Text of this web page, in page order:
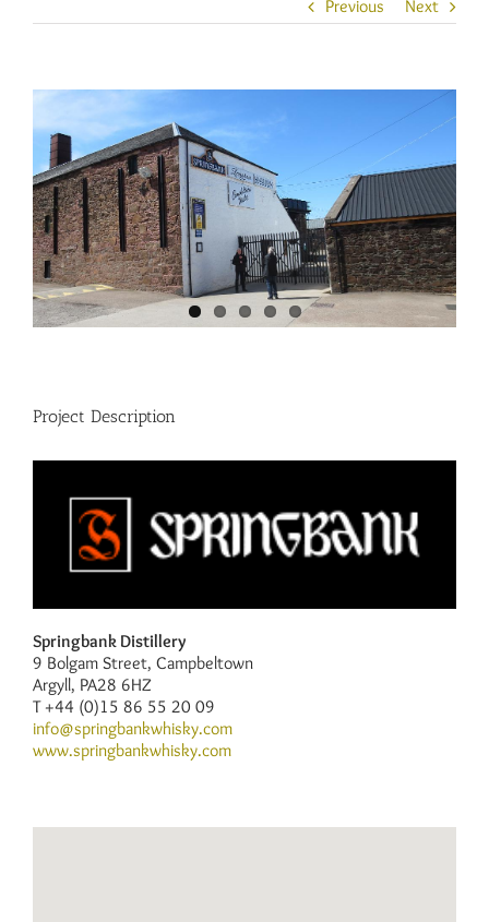
Previous Next
Image
Project Description
Springbank Distillery
9 Bolgam Street, Campbeltown
Argyll, PA28 6HZ
T +44 (0)15 86 55 20 09
info@springbankwhisky.com
www.springbankwhisky.com